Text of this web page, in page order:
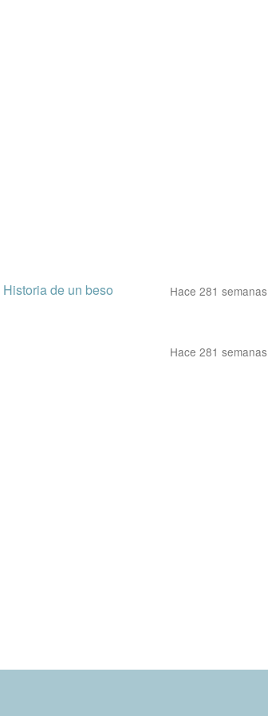
Historia de un beso Hace 281 semanas
Hace 281 semanas